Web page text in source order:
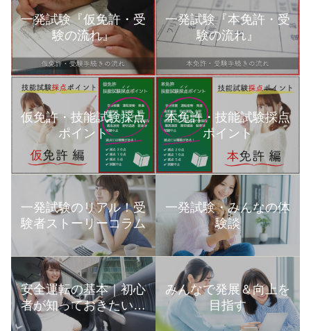
一発試験『仮免許・受
験の流れ』
一発試験『本免許・受
験の流れ』
仮免許・技能試験採点
ポイント
本免許・技能試験採点
ポイント
一発試験のリアル！受
験者ストーリーコラム
一発試験・みんなの体
験談
安全運転の基本｜初心
者が知っておきたい運
転の知識まとめ
みんなで発展＆向上を
目指す